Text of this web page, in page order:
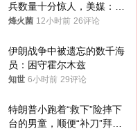
兵数量十分惊人，美媒：俄
朝要动真格？
烽火菌 12小时前 26评论
伊朗战争中被遗忘的数千海
员：困守霍尔木兹
知世 6小时前 29评论
特朗普小跑着“救下”险摔下
台的男童，顺便“补刀”拜